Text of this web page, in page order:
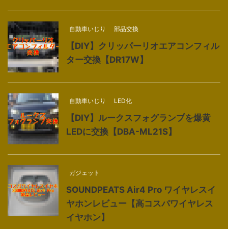
自動車いじり 部品交換
【DIY】クリッパーリオエアコンフィル
ター交換【DR17W】
自動車いじり LED化
【DIY】ルークスフォグランプを爆黄
LEDに交換【DBA-ML21S】
ガジェット
SOUNDPEATS Air4 Pro ワイヤレスイ
ヤホンレビュー【高コスパワイヤレス
イヤホン】